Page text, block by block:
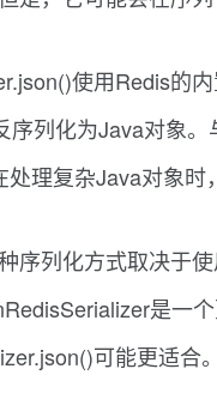
使用Redis的
序列化为Java对象
理复杂Java对象时
序列化方式取决于
是一
可能更适合。